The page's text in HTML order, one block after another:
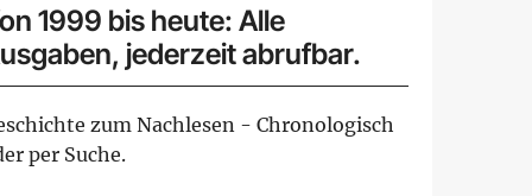
1999 bis heute: Alle
jederzeit abrufbar.
zum Nachlesen - Chronologisch
per Suche.